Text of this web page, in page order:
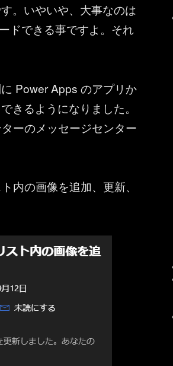
。いやいや、大事なのは
ドできる事ですよ。それ
Power Apps のアプリか
きるようになりました。
ーのメッセージセンター
内の画像を追加、更新、